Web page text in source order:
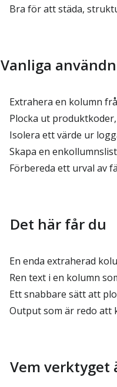
Bra för att städa,
Vanliga
Extrahera en kolumn
Plocka ut
Isolera ett värde ur
Skapa en
Förbereda ett urval av
Det här får du
En enda extraherad
Ren text i en kolumn
Ett snabbare sätt att
Output som är redo att
Vem verktyget